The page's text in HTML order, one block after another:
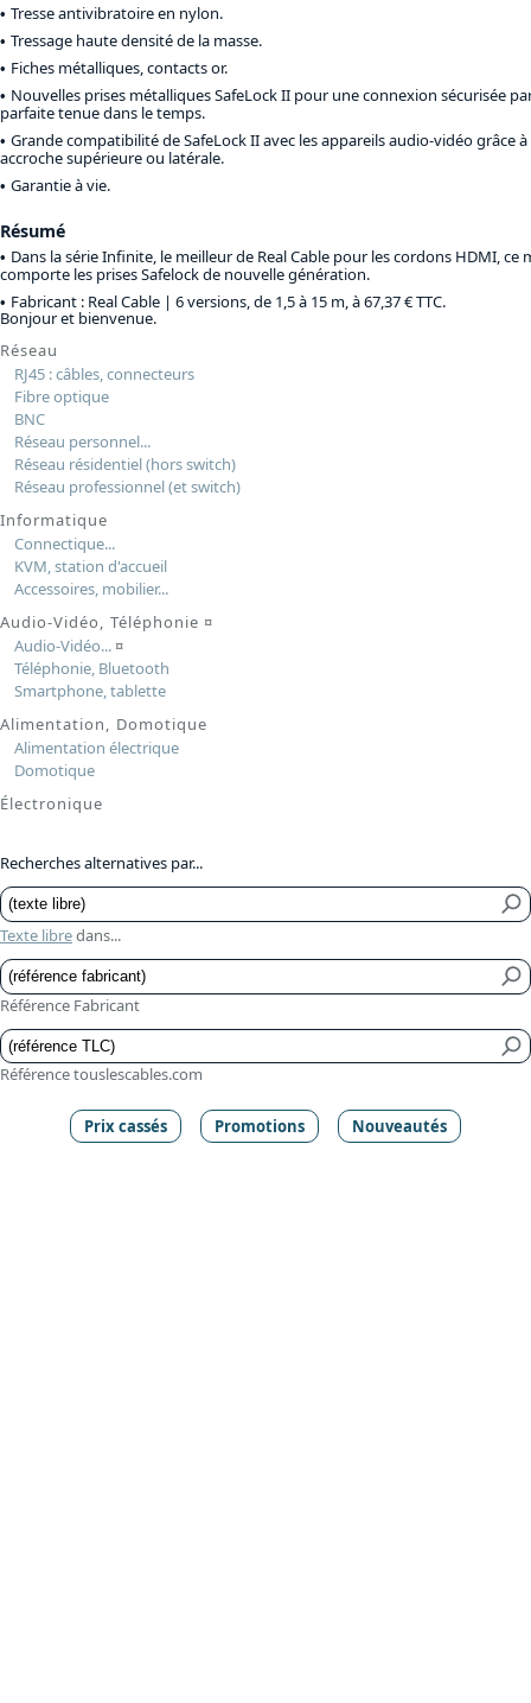
Tresse antivibratoire en nylon.
Tressage haute densité de la masse.
Fiches métalliques, contacts or.
Nouvelles prises métalliques SafeLock II pour une connexion sécurisée
parfaite tenue dans le temps.
Grande compatibilité de SafeLock II avec les appareils audio-vidéo grâce
accroche supérieure ou latérale.
Garantie à vie.
Résumé
Dans la série Infinite, le meilleur de Real Cable pour les cordons HDMI, ce
comporte les prises Safelock de nouvelle génération.
Fabricant : Real Cable | 6 versions, de 1,5 à 15 m, à 67,37 € TTC.
Bonjour et bienvenue.
Réseau
RJ45 : câbles, connecteurs
Fibre optique
BNC
Réseau personnel...
Réseau résidentiel (hors switch)
Réseau professionnel (et switch)
Informatique
Connectique...
KVM, station d'accueil
Accessoires, mobilier...
Audio-Vidéo, Téléphonie ¤
Audio-Vidéo...¤
Téléphonie, Bluetooth
Smartphone, tablette
Alimentation, Domotique
Alimentation électrique
Domotique
Électronique
Recherches alternatives par...
Texte libredans...
Référence Fabricant
Référence touslescables.com
Prix cassés Promotions Nouveautés